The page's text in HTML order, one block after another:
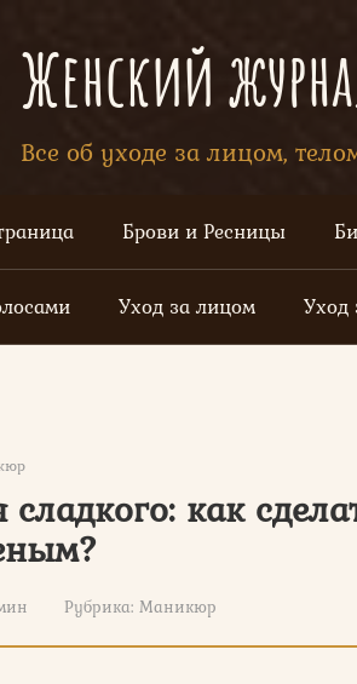
Женский
Все об уходе за лицом,
Брови и Ресницы
Уход за лицом Уход
сладкого: как
Рубрика: Маникюр